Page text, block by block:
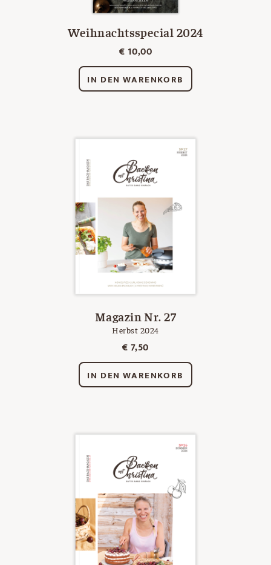
Weihnachtsspecial 2024
€ 10,00
IN DEN WARENKORB
Magazin Nr. 27
Herbst 2024
€7,50
IN DEN WARENKORB